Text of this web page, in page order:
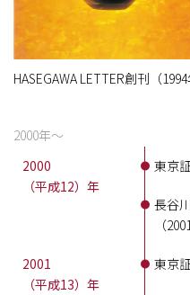
HASEGAWA LETTER創刊（1994
2000年〜
2000
（平成12）年
東京
長谷
（
2001
（平成13）年
東京